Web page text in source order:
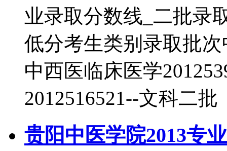
业录取分数线_二批录
低分考生类别录取批次
中西医临床医学
2012516521--文科二批
贵阳中医学院2013专